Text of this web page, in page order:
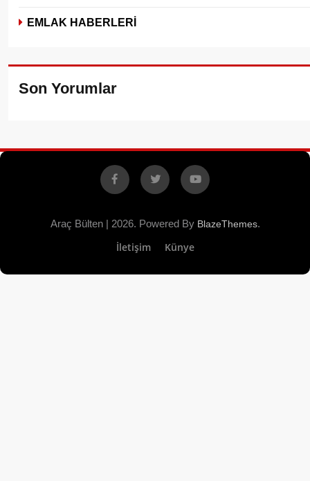
EMLAK HABERLERİ
Son Yorumlar
Facebook
X YouTube
Araç Bülten | 2026. Powered By BlazeThemes.
İletişim Künye